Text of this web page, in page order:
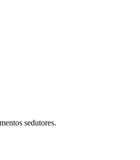
sedutores.